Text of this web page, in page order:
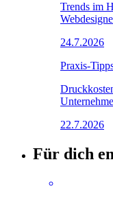
Trends im
24.7.2026
Praxis-
22.7.2026
Für dich